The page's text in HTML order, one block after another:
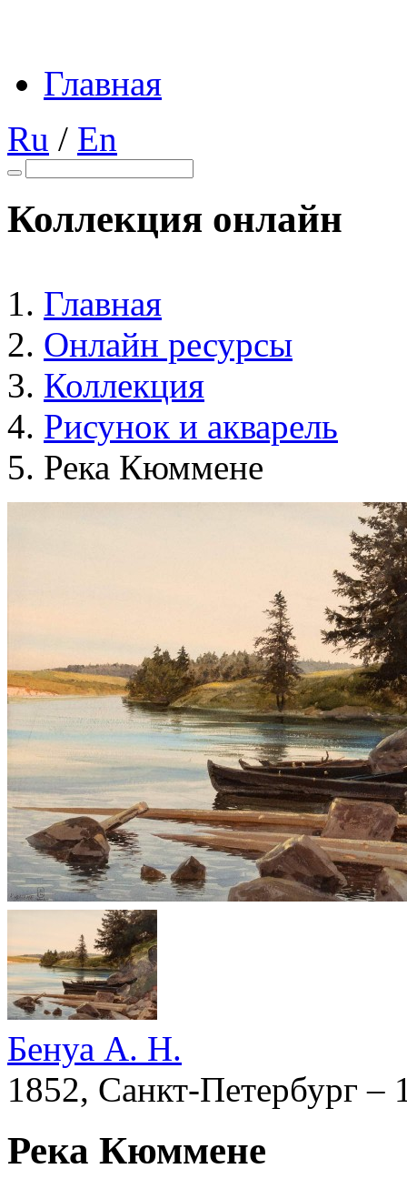
Главная
Ru / En
Коллекция онлайн
Главная
Онлайн ресурсы
Коллекция
Рисунок и акварель
Река Кюммене
Бенуа А. Н.
1852, Санкт-Петербург
Река Кюммене